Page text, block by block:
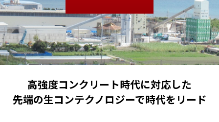
高強度コンクリート時代に対応した
先端の生コンテクノロジーで時代をリード